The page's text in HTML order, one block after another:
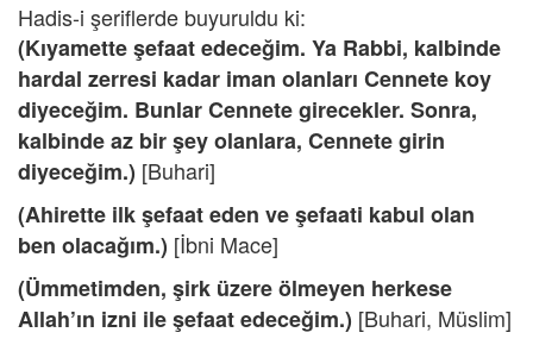
Hadis-i şeriflerde buyuruldu ki:
(Kıyamette şefaat edeceğim. Ya Rabbi, kalbinde
hardal zerresi kadar iman olanları Cennete koy
diyeceğim. Bunlar Cennete girecekler. Sonra,
kalbinde az bir şey olanlara, Cennete girin
diyeceğim.) [Buhari]
(Ahirette ilk şefaat eden ve şefaati kabul olan
ben olacağım.) [İbni Mace]
(Ümmetimden, şirk üzere ölmeyen herkese
Allah’ın izni ile şefaat edeceğim.) [Buhari, Müslim]